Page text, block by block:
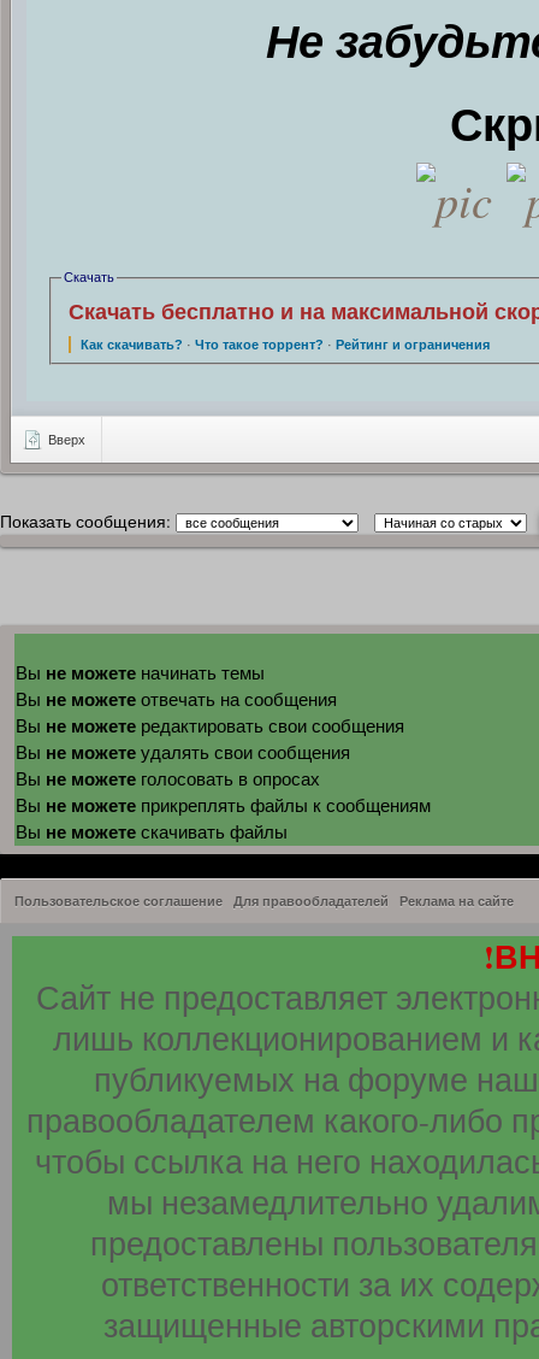
Не
Скачать
Скачать бесплатно и на максимальной
Как скачивать? ·Что такое торрент? ·Рейтинг и ограничения
Вверх
Показать сообщения:
Вы не можете начинать темы
Вы не можете отвечать на сообщения
Вы не можете редактировать свои сообщения
Вы не можете удалять свои сообщения
Вы не можете голосовать в опросах
Вы не можете прикреплять файлы к сообщениям
Вы не можете скачивать файлы
Пользовательское соглашение Для правообладателей Реклама на сайте
Сайт не предоставляет
лишь коллекционированием и
публикуемых на форуме
правообладателем какого-либо
чтобы ссылка на него
мы незамедлительно
предоставлены
ответственности за их
защищенные авторскими